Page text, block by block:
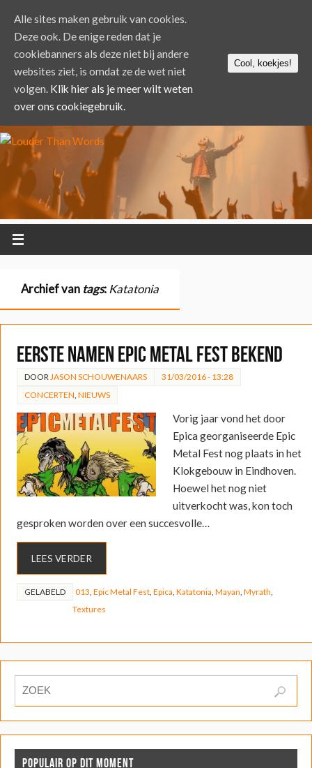
Archief van tags: Katatonia
Eerste namen Epic Metal Fest bekend
DOOR JASON SCHOUWENAARS
31/03/2016 - 13:28
CONCERTEN NIEUWS
Vorig jaar vond het door
Epica georganiseerde Epic
Metal Fest nog plaats in het
Klokgebouw in Eindhoven.
Hoewel het nog niet
uitverkocht was, kon toch
gesproken worden over een succesvolle…
LEES VERDER
GELABELD 013 Epic Metal Fest, Epica Katatonia Mayan Myrath
Textures
POPULAIR OP DIT MOMENT
Alle sites maken gebruik van cookies.
Deze ook. De enige reden dat je
cookiebanners als deze niet bij andere
websites ziet, is omdat ze de wet niet
volgen. Klik hier als je meer wilt weten
over ons cookiegebruik.
Cool, koekjes!